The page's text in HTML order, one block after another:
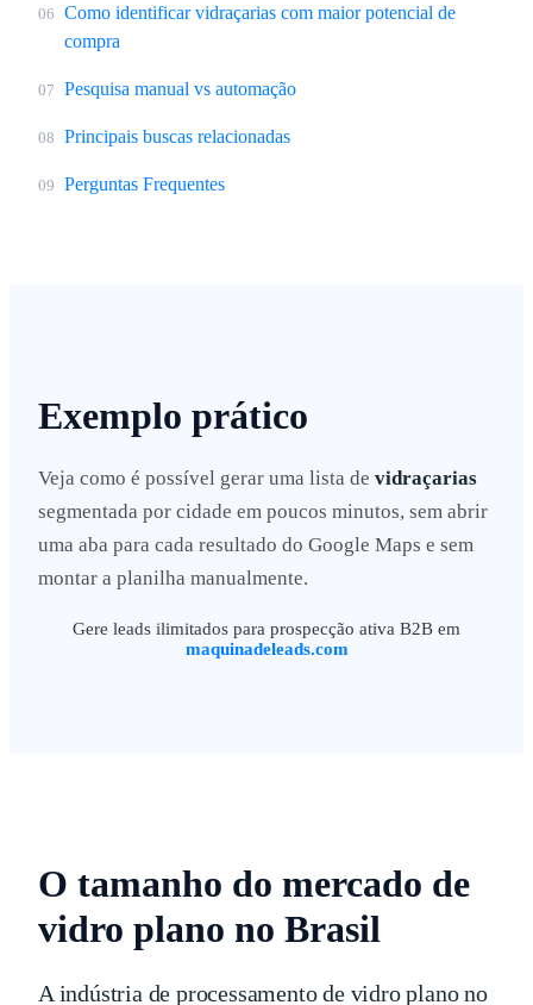
06 Como identificar vidraçarias com maior potencial de
compra
07 Pesquisa manual vs automação
08 Principais buscas relacionadas
09 Perguntas Frequentes
Exemplo prático
Veja como é possível gerar uma lista de vidraçarias
segmentada por cidade em poucos minutos, sem abrir
uma aba para cada resultado do Google Maps e sem
montar a planilha manualmente.
Gere leads ilimitados para prospecção ativa B2B em
maquinadeleads.com
O tamanho do mercado de
vidro plano no Brasil
A indústria de processamento de vidro plano no